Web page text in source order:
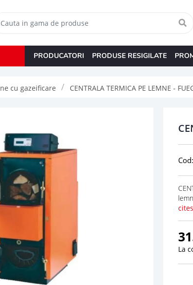
PRODUCATORI PRODUSE RESIGILATE
cu gazeificare CENTRALA TERMICA PE LEMNE -
La